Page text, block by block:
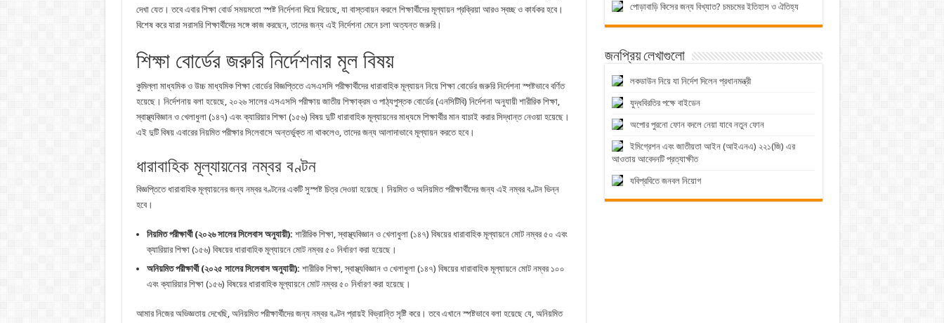
দেখা যেত। তবে এবার শিক্ষা বোর্ড সময়মতো স্পষ্ট নির্দেশনা দিয়ে দিয়েছে, যা বাস্তবায়ন করলে শিক্ষার্থীদের মূল্যায়ন প্রক্রিয়া আরও স্বচ্ছ ও কার্যকর হবে।
বিশেষ করে যারা সরাসরি শিক্ষার্থীদের সঙ্গে কাজ করছেন, তাদের জন্য এই নির্দেশনা মেনে চলা অত্যন্ত জরুরি।
শিক্ষা বোর্ডের জরুরি নির্দেশনার মূল বিষয়
কুমিল্লা মাধ্যমিক ও উচ্চ মাধ্যমিক শিক্ষা বোর্ডের বিজ্ঞপ্তিতে এসএসসি পরীক্ষার্থীদের ধারাবাহিক মূল্যায়ন নিয়ে শিক্ষা বোর্ডের জরুরি নির্দেশনা স্পষ্টভাবে বর্ণিত
হয়েছে। নির্দেশনায় বলা হয়েছে, ২০২৬ সালের এসএসসি পরীক্ষায় জাতীয় শিক্ষাক্রম ও পাঠ্যপুস্তক বোর্ডের (এনসিটিবি) নির্দেশনা অনুযায়ী শারীরিক শিক্ষা,
স্বাস্থ্যবিজ্ঞান ও খেলাধুলা (১৪৭) এবং ক্যারিয়ার শিক্ষা (১৫৬) বিষয় দুটি ধারাবাহিক মূল্যায়নের মাধ্যমে শিক্ষার্থীর মান যাচাই করার সিদ্ধান্ত নেওয়া হয়েছে।
এই দুটি বিষয় এবারের নিয়মিত পরীক্ষার সিলেবাসে অন্তর্ভুক্ত না থাকলেও, তাদের জন্য আলাদাভাবে মূল্যায়ন করতে হবে।
ধারাবাহিক মূল্যায়নের নম্বর বণ্টন
বিজ্ঞপ্তিতে ধারাবাহিক মূল্যায়নের জন্য নম্বর বণ্টনের একটি সুস্পষ্ট চিত্র দেওয়া হয়েছে। নিয়মিত ও অনিয়মিত পরীক্ষার্থীদের জন্য এই নম্বর বণ্টন ভিন্ন
হবে।
নিয়মিত পরীক্ষার্থী (২০২৬ সালের সিলেবাস অনুযায়ী): শারীরিক শিক্ষা, স্বাস্থ্যবিজ্ঞান ও খেলাধুলা (১৪৭) বিষয়ের ধারাবাহিক মূল্যায়নে মোট নম্বর ৫০ এবং
ক্যারিয়ার শিক্ষা (১৫৬) বিষয়ের ধারাবাহিক মূল্যায়নে মোট নম্বর ৫০ নির্ধারণ করা হয়েছে।
অনিয়মিত পরীক্ষার্থী (২০২৫ সালের সিলেবাস অনুযায়ী): শারীরিক শিক্ষা, স্বাস্থ্যবিজ্ঞান ও খেলাধুলা (১৪৭) বিষয়ের ধারাবাহিক মূল্যায়নে মোট নম্বর ১০০
এবং ক্যারিয়ার শিক্ষা (১৫৬) বিষয়ের ধারাবাহিক মূল্যায়নে মোট নম্বর ৫০ নির্ধারণ করা হয়েছে।
আমার নিজের অভিজ্ঞতায় দেখেছি, অনিয়মিত পরীক্ষার্থীদের জন্য নম্বর বণ্টন প্রায়ই বিভ্রান্তি সৃষ্টি করে। তবে এখানে স্পষ্টভাবে বলা হয়েছে যে, অনিয়মিত
পোড়াবাড়ি কিসের জন্য বিখ্যাত? চমচমের ইতিহাস ও ঐতিহ্য
জনপ্রিয় লেখাগুলো
লকডাউন নিয়ে যা নির্দেশ দিলেন প্রধানমন্ত্রী
যুদ্ধবিরতির পক্ষে বাইডেন
অপোর পুরনো ফোন বদলে নেয়া যাবে নতুন ফোন
ইমিগ্রেশন এবং জাতীয়তা আইন (আইএনএ) ২২১(জি) এর
আওতায় আবেদনটি প্রত্যাক্ষীত
যবিপ্রবিতে জনবল নিয়োগ